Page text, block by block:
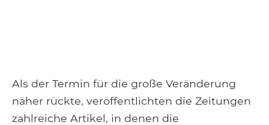
Als der Termin für die große Veränderung
näher rückte, veröffentlichten die Zeitungen
zahlreiche Artikel, in denen die